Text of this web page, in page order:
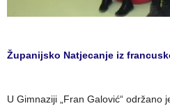
Županijsko Natjecanje iz
U Gimnaziji „Fran Galović“ održano